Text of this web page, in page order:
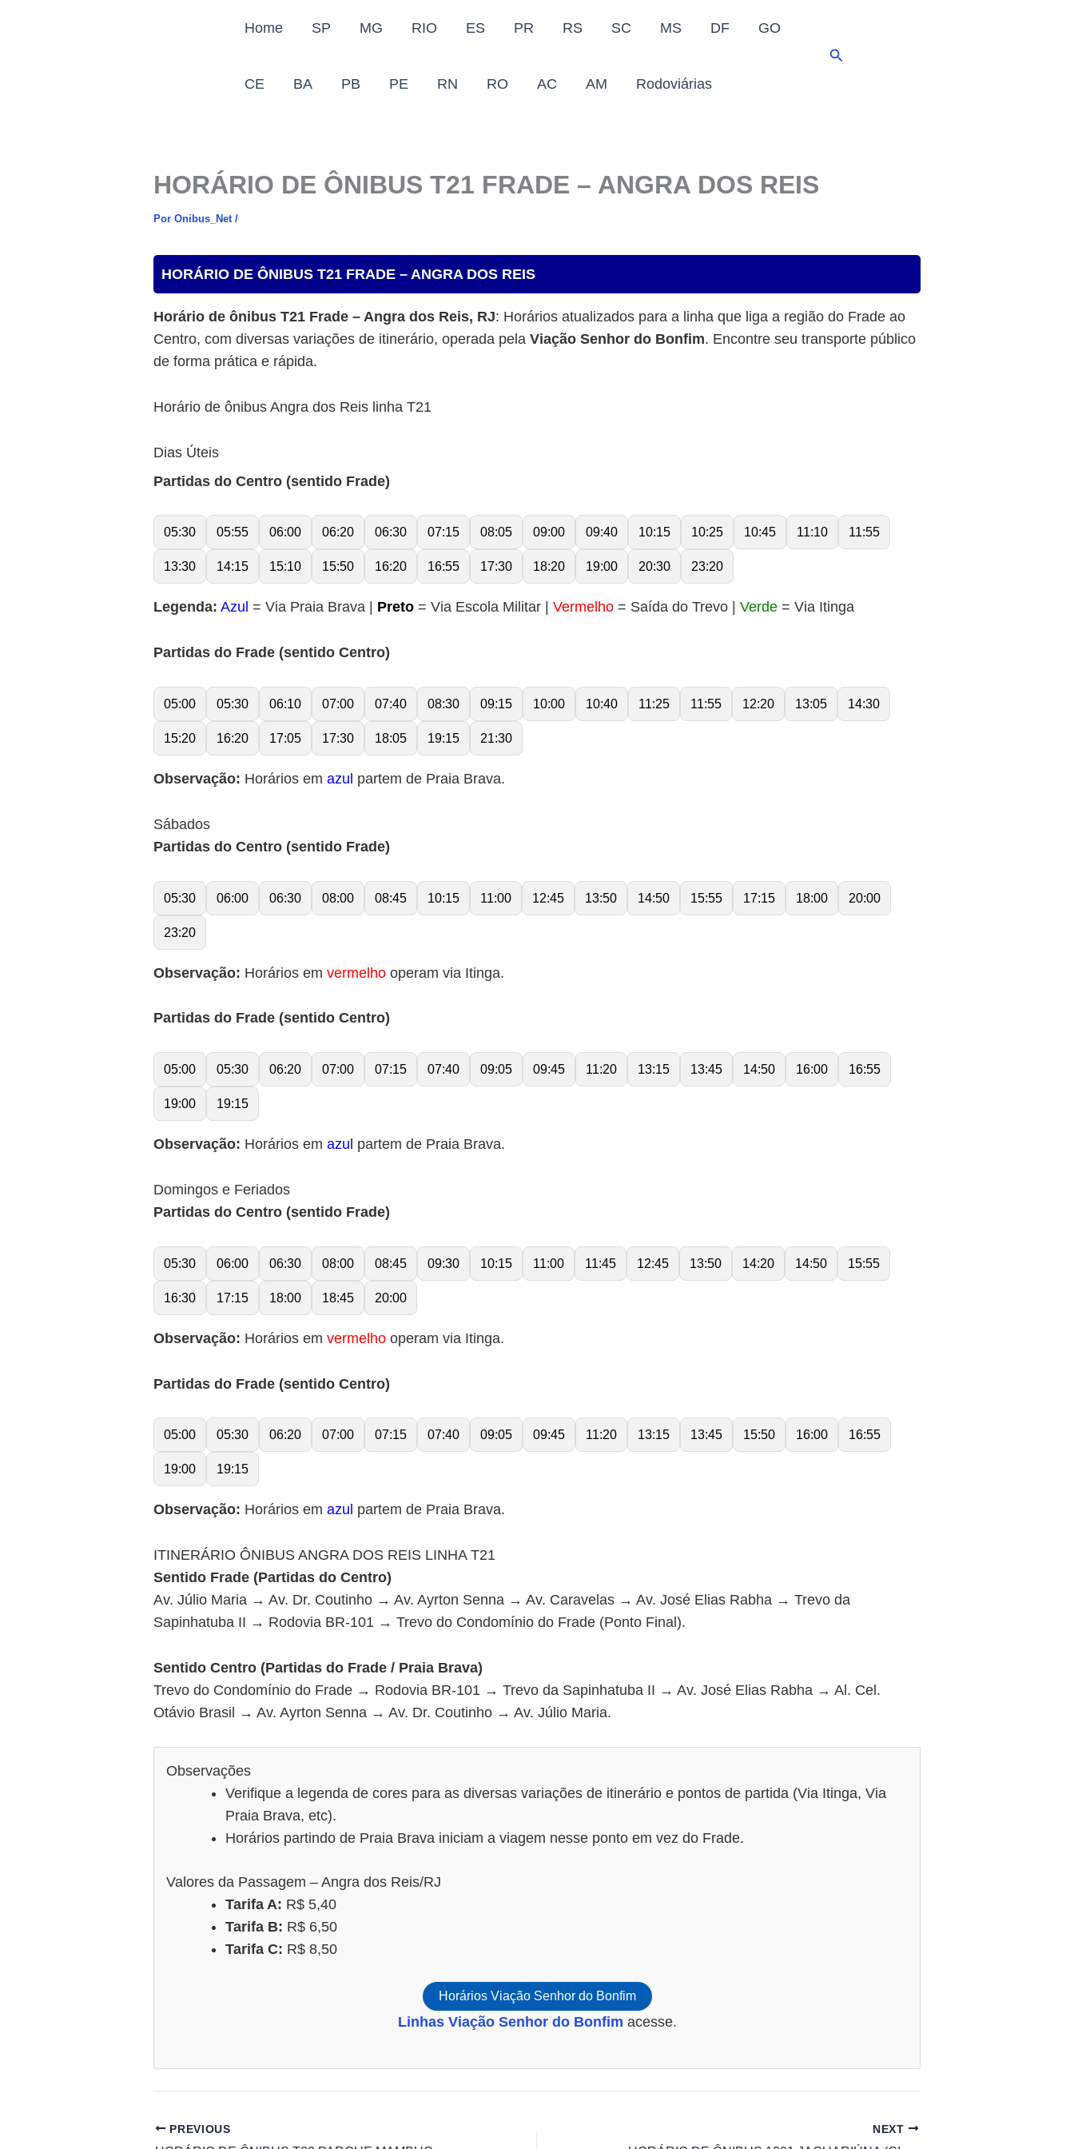
Home SP MG RIO ES PR RS SC MS DF GO
CE BA PB PE RN RO AC AM Rodoviárias
Pesquisar
HORÁRIO DE ÔNIBUS T21 FRADE – ANGRA DOS REIS
Por Onibus_Net /
HORÁRIO DE ÔNIBUS T21 FRADE – ANGRA DOS REIS
Horário de ônibus T21 Frade – Angra dos Reis, RJ: Horários atualizados para a linha que liga a região do Frade ao
Centro, com diversas variações de itinerário, operada pela Viação Senhor do Bonfim. Encontre seu transporte público
de forma prática e rápida.
Horário de ônibus Angra dos Reis linha T21
Dias Úteis
Partidas do Centro (sentido Frade)
05:30 05:55 06:00 06:20 06:30 07:15 08:05 09:00 09:40 10:15 10:25 10:45 11:10 11:55
13:30 14:15 15:10 15:50 16:20 16:55 17:30 18:20 19:00 20:30 23:20
Legenda: Azul = Via Praia Brava | Preto = Via Escola Militar | Vermelho = Saída do Trevo | Verde = Via Itinga
Partidas do Frade (sentido Centro)
05:00 05:30 06:10 07:00 07:40 08:30 09:15 10:00 10:40 11:25 11:55 12:20 13:05 14:30
15:20 16:20 17:05 17:30 18:05 19:15 21:30
Observação: Horários em azul partem de Praia Brava.
Sábados
Partidas do Centro (sentido Frade)
05:30 06:00 06:30 08:00 08:45 10:15 11:00 12:45 13:50 14:50 15:55 17:15 18:00 20:00
23:20
Observação: Horários em vermelho operam via Itinga.
Partidas do Frade (sentido Centro)
05:00 05:30 06:20 07:00 07:15 07:40 09:05 09:45 11:20 13:15 13:45 14:50 16:00 16:55
19:00 19:15
Observação: Horários em azul partem de Praia Brava.
Domingos e Feriados
Partidas do Centro (sentido Frade)
05:30 06:00 06:30 08:00 08:45 09:30 10:15 11:00 11:45 12:45 13:50 14:20 14:50 15:55
16:30 17:15 18:00 18:45 20:00
Observação: Horários em vermelho operam via Itinga.
Partidas do Frade (sentido Centro)
05:00 05:30 06:20 07:00 07:15 07:40 09:05 09:45 11:20 13:15 13:45 15:50 16:00 16:55
19:00 19:15
Observação: Horários em azul partem de Praia Brava.
ITINERÁRIO ÔNIBUS ANGRA DOS REIS LINHA T21
Sentido Frade (Partidas do Centro)
Av. Júlio Maria → Av. Dr. Coutinho → Av. Ayrton Senna → Av. Caravelas → Av. José Elias Rabha → Trevo da
Sapinhatuba II → Rodovia BR-101 → Trevo do Condomínio do Frade (Ponto Final).
Sentido Centro (Partidas do Frade / Praia Brava)
Trevo do Condomínio do Frade → Rodovia BR-101 → Trevo da Sapinhatuba II → Av. José Elias Rabha → Al. Cel.
Otávio Brasil → Av. Ayrton Senna → Av. Dr. Coutinho → Av. Júlio Maria.
Observações
Verifique a legenda de cores para as diversas variações de itinerário e pontos de partida (Via Itinga, Via
Praia Brava, etc).
Horários partindo de Praia Brava iniciam a viagem nesse ponto em vez do Frade.
Valores da Passagem – Angra dos Reis/RJ
Tarifa A: R$ 5,40
Tarifa B: R$ 6,50
Tarifa C: R$ 8,50
Horários Viação Senhor do Bonfim
Linhas Viação Senhor do Bonfim acesse.
PREVIOUS NEXT